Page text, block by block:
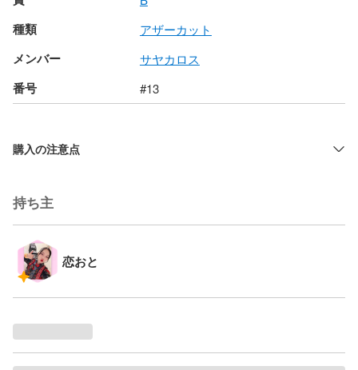
種類 アザーカット
メンバー サヤカロス
番号 #13
購入の注意点
持ち主
恋おと